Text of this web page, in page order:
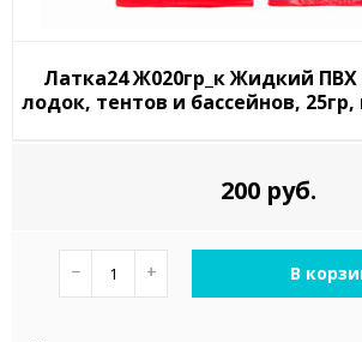
Латка24 Ж020гр_к Жидкий
лодок, тентов и бассейнов, 25гр,
200 руб.
− + В